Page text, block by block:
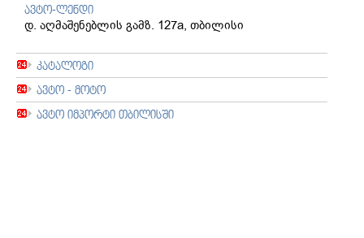
ავტო-ლენდი
დ. აღმაშენებლის გამზ. 127a, თბილისი
კატალოგი
ავტო - მოტო
ავტო იმპორტი თბილისში